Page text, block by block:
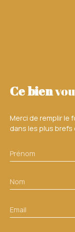
Ce bien
Merci de remplir le
dans les plus brefs
Prénom
Nom
Email